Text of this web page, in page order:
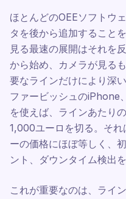
ほとんどのOEEソフトウ
タを後から追加すること
見る最速の展開はそれを
から始め、カメラが見る
要なラインだけにより深
ファービッシュのiPhone
を使えば、ラインあたり
1,000ユーロを切る。そ
ーの価格にほぼ等しく、
ント、ダウンタイム検出を
これが重要なのは、ライ